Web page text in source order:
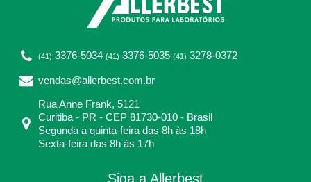
(41) 3376-5034 (41) 3376-5035 (41) 3278-0372
vendas@allerbest.com.br
Rua Anne Frank, 5121
Curitiba - PR - CEP 81730-010 - Brasil
Segunda a quinta-feira das 8h às 18h
Sexta-feira das 8h às 17h
Siga a Allerbest